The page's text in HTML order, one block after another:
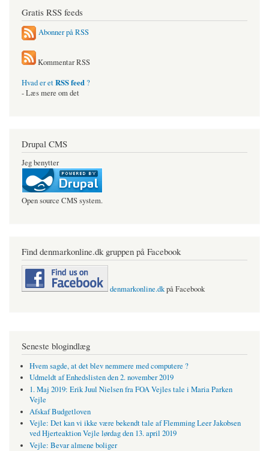
Gratis RSS feeds
Abonner på RSS
Kommentar RSS
Hvad er etRSS feed ?
- Læs mere om det
Drupal CMS
Jeg benytter
Open source CMS system.
Find denmarkonline.dk gruppen på Facebook
denmarkonline.dkpå Facebook
Seneste blogindlæg
Hvem sagde, at det blev nemmere med computere ?
Udmeldt af Enhedslisten den 2. november 2019
1. Maj 2019: Erik Juul Nielsen fra FOA Vejles tale i Maria Parken
Vejle
Afskaf Budgetloven
Vejle: Det kan vi ikke være bekendt tale af Flemming Leer Jakobsen
ved Hjerteaktion Vejle lørdag den 13. april 2019
Vejle: Bevar almene boliger